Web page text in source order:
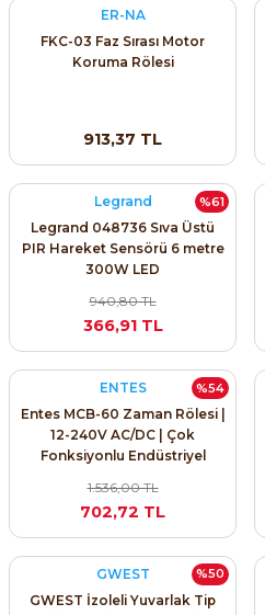
Yol Vericiler
ER-NA
FKC-03 Faz Sırası Motor
Koruma Rölesi
913,37 TL
%61
Legrand
Legrand 048736 Sıva Üstü
PIR Hareket Sensörü 6 metre
300W LED
940,80 TL
366,91 TL
%54
ENTES
Entes MCB-60 Zaman Rölesi |
12-240V AC/DC | Çok
Fonksiyonlu Endüstriyel
1.536,00 TL
702,72 TL
%50
GWEST
GWEST İzoleli Yuvarlak Tip